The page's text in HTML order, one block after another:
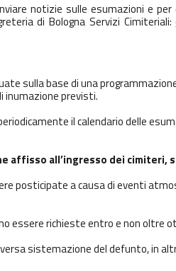
notizie sulle esumazioni e
di Bologna Servizi Cimiteriali:
sulla base di una
inumazione previsti.
il calendario delle
affisso all’ingresso dei cimiteri,
posticipate a causa di eventi
essere richieste entro e non oltre
sistemazione del defunto, in